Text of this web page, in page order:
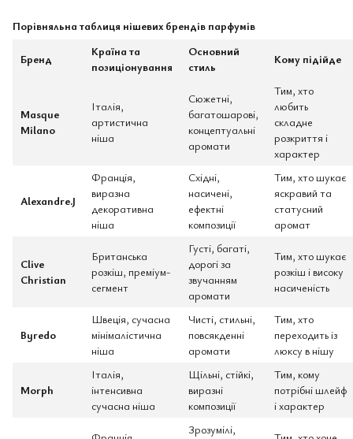
Порівняльна таблиця нішевих брендів парфумів
Бренд
Країна та
позиціонування
Основний
стиль
Кому підійде
Masque
Milano
Італія,
артистична
ніша
Сюжетні,
багатошарові,
концептуальні
аромати
Тим, хто
любить
складне
розкриття і
характер
Alexandre.J
Франція,
виразна
декоративна
ніша
Східні,
насичені,
ефектні
композиції
Тим, хто шукає
яскравий та
статусний
аромат
Clive
Christian
Британська
розкіш, преміум-
сегмент
Густі, багаті,
дорогі за
звучанням
аромати
Тим, хто шукає
розкіш і високу
насиченість
Byredo
Швеція, сучасна
мінімалістична
ніша
Чисті, стильні,
повсякденні
аромати
Тим, хто
переходить із
люксу в нішу
Morph
Італія,
інтенсивна
сучасна ніша
Щільні, стійкі,
виразні
композиції
Тим, кому
потрібні шлейф
і характер
Зрозумілі,